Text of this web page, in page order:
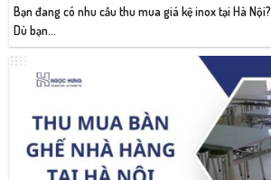
Bạn đang có nhu cầu thu mua giá kệ inox tại Hà Nội?
Dù bạn...